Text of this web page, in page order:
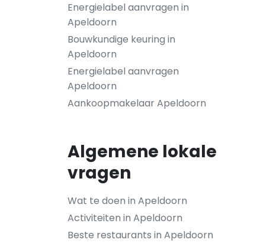
Energielabel aanvragen in
Apeldoorn
Bouwkundige keuring in
Apeldoorn
Energielabel aanvragen
Apeldoorn
Aankoopmakelaar Apeldoorn
Algemene lokale
vragen
Wat te doen in Apeldoorn
Activiteiten in Apeldoorn
Beste restaurants in Apeldoorn